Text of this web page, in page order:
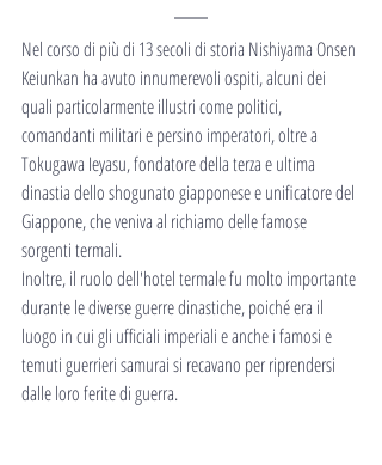
Nel corso di più di 13 secoli di storia Nishiyama Onsen
Keiunkan ha avuto innumerevoli ospiti, alcuni dei
quali particolarmente illustri come politici,
comandanti militari e persino imperatori, oltre a
Tokugawa Ieyasu, fondatore della terza e ultima
dinastia dello shogunato giapponese e unificatore del
Giappone, che veniva al richiamo delle famose
sorgenti termali.
Inoltre, il ruolo dell'hotel termale fu molto importante
durante le diverse guerre dinastiche, poiché era il
luogo in cui gli ufficiali imperiali e anche i famosi e
temuti guerrieri samurai si recavano per riprendersi
dalle loro ferite di guerra.